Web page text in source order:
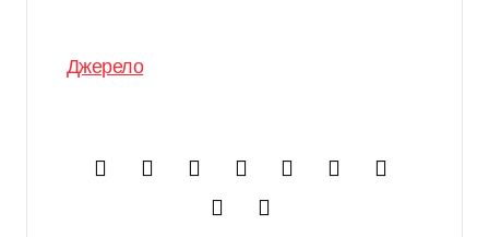
Джерело